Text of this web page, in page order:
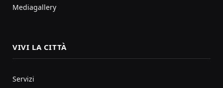
Mediagallery
VIVI LA CITTÀ
Servizi